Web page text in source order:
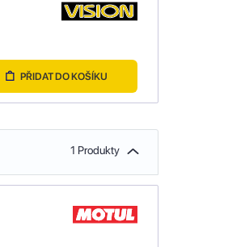
PŘIDAT DO KOŠÍKU
1 Produkty